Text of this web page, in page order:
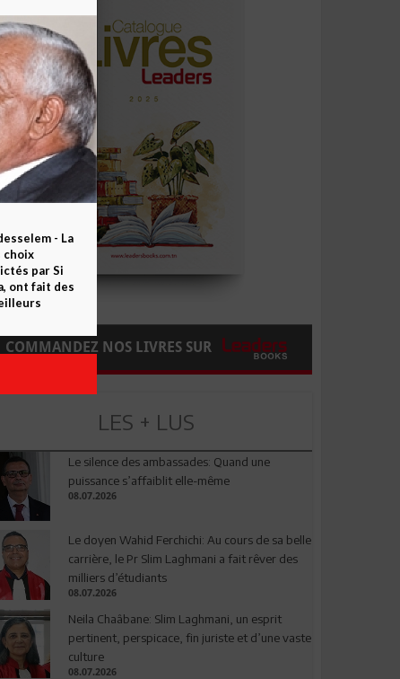
COMMANDEZ NOS LIVRES SUR
LES + LUS
Le silence des ambassades: Quand une
puissance s’affaiblit elle-même
08.07.2026
Le doyen Wahid Ferchichi: Au cours de sa belle
carrière, le Pr Slim Laghmani a fait rêver des
milliers d’étudiants
08.07.2026
Neila Chaâbane: Slim Laghmani, un esprit
pertinent, perspicace, fin juriste et d’une vaste
culture
08.07.2026
- La
choix
par Si
ont fait des